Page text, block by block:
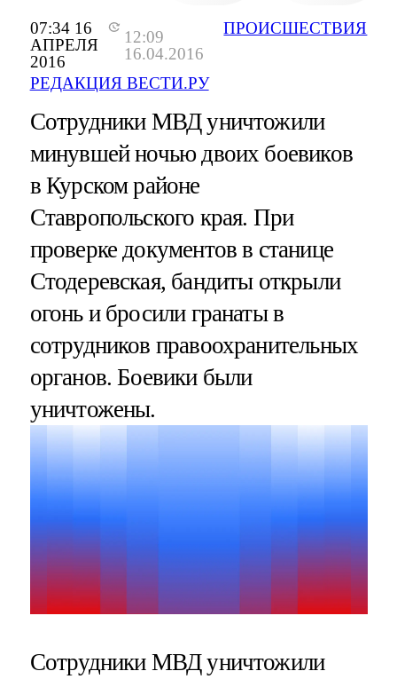
07:34 16
АПРЕЛЯ
2016
12:09
16.04.2016
РЕДАКЦИЯ ВЕСТИ.РУ
ПРОИСШЕСТВИЯ
Сотрудники МВД уничтожили
минувшей ночью двоих боевиков
в Курском районе
Ставропольского края. При
проверке документов в станице
Стодеревская, бандиты открыли
огонь и бросили гранаты в
сотрудников правоохранительных
органов. Боевики были
уничтожены.
Сотрудники МВД уничтожили